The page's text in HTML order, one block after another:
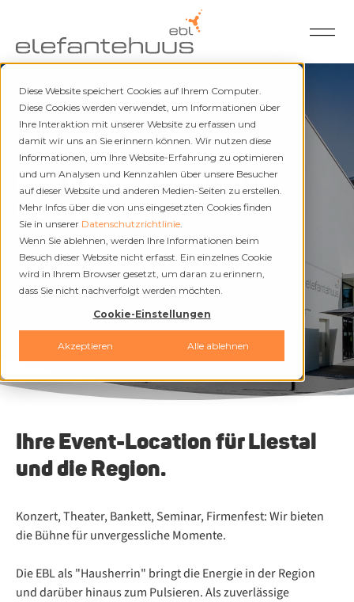
Diese Website speichert Cookies auf Ihrem Computer.
Diese Cookies werden verwendet, um Informationen über
Ihre Interaktion mit unserer Website zu erfassen und
damit wir uns an Sie erinnern können. Wir nutzen diese
Informationen, um Ihre Website-Erfahrung zu optimieren
und um Analysen und Kennzahlen über unsere Besucher
auf dieser Website und anderen Medien-Seiten zu erstellen.
Mehr Infos über die von uns eingesetzten Cookies finden
Sie in unserer Datenschutzrichtlinie.
Wenn Sie ablehnen, werden Ihre Informationen beim
Besuch dieser Website nicht erfasst. Ein einzelnes Cookie
wird in Ihrem Browser gesetzt, um daran zu erinnern,
dass Sie nicht nachverfolgt werden möchten.
Cookie-Einstellungen
Akzeptieren Alle ablehnen
Elefantehuus
Ihre Event-Location in
Liestal
Ihre Event-Location für Liestal
und die Region.
Konzert, Theater, Bankett, Seminar, Firmenfest: Wir bieten
die Bühne für unvergessliche Momente.
Die EBL als "Hausherrin" bringt die Energie in der Region
und darüber hinaus zum Pulsieren. Als zuverlässige